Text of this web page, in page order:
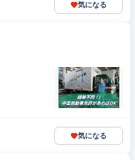
気になる
気になる